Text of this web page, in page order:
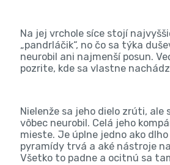
Na jej vrchole síce stojí
„pandrláčik“, no čo sa týka
neurobil ani najmenší posun.
pozrite, kde sa vlastne
Nielenže sa jeho dielo zrúti, ale
vôbec neurobil. Celá jeho
mieste. Je úplne jedno ako
pyramídy trvá a aké nástroje
Všetko to padne a ocitnú sa